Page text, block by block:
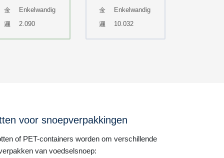
Enkelwandig
2.090
Enkelwandig
10.032
voor snoepverpakkingen
of PET-containers worden om verschillende
van voedselsnoep: